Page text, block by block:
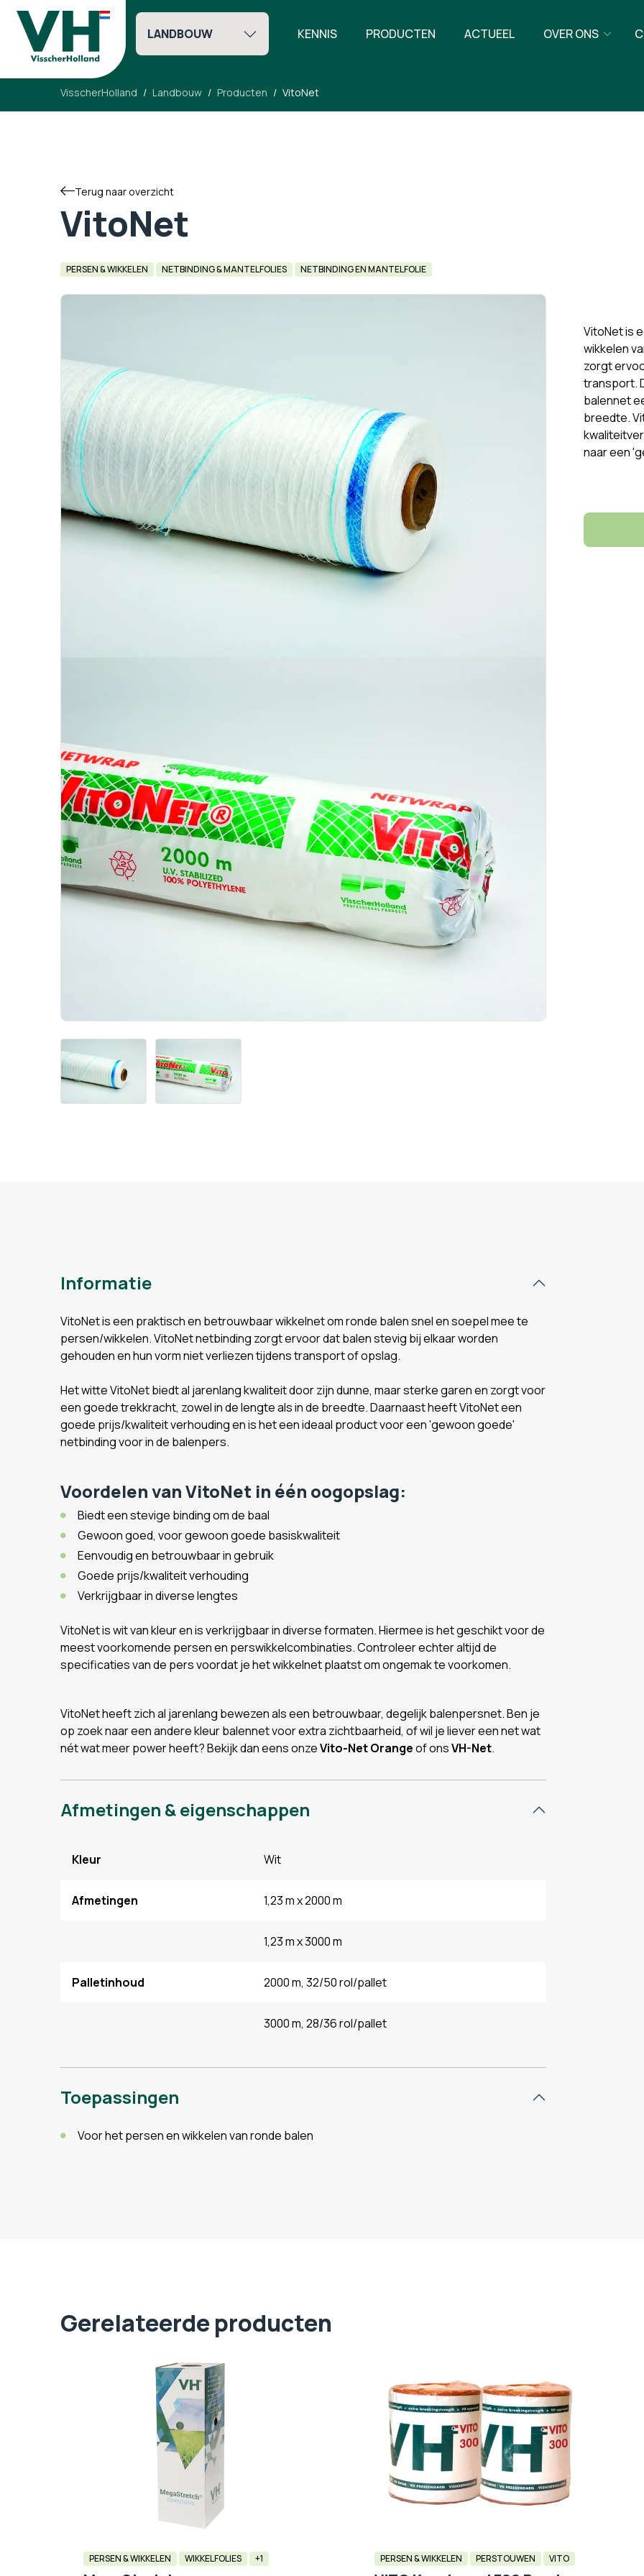
LANDBOUW KENNIS PRODUCTEN ACTUEEL OVER ONS
VisscherHolland Landbouw Producten VitoNet
Terug naar overzicht
VitoNet
PERSEN & WIKKELEN NETBINDING & MANTELFOLIES NETBINDING EN MANTELFOLIE
VitoNet is
wikkelen
zorgt
transport.
balennet
breedte.
naar een
Informatie
VitoNet is een praktisch en betrouwbaar wikkelnet om ronde balen snel en soepel mee te
persen/wikkelen. VitoNet netbinding zorgt ervoor dat balen stevig bij elkaar worden
gehouden en hun vorm niet verliezen tijdens transport of opslag.
Het witte VitoNet biedt al jarenlang kwaliteit door zijn dunne, maar sterke garen en zorgt voor
een goede trekkracht, zowel in de lengte als in de breedte. Daarnaast heeft VitoNet een
goede prijs/kwaliteit verhouding en is het een ideaal product voor een 'gewoon goede'
netbinding voor in de balenpers.
Voordelen van VitoNet in één oogopslag:
Biedt een stevige binding om de baal
Gewoon goed, voor gewoon goede basiskwaliteit
Eenvoudig en betrouwbaar in gebruik
Goede prijs/kwaliteit verhouding
Verkrijgbaar in diverse lengtes
VitoNet is wit van kleur en is verkrijgbaar in diverse formaten. Hiermee is het geschikt voor de
meest voorkomende persen en perswikkelcombinaties. Controleer echter altijd de
specificaties van de pers voordat je het wikkelnet plaatst om ongemak te voorkomen.
VitoNet heeft zich al jarenlang bewezen als een betrouwbaar, degelijk balenpersnet. Ben je
op zoek naar een andere kleur balennet voor extra zichtbaarheid, of wil je liever een net wat
nét wat meer power heeft? Bekijk dan eens onzeVito-Net Orangeof onsVH-Net.
Afmetingen & eigenschappen
Kleur Wit
Afmetingen 1,23 m x 2000 m
1,23 m x 3000 m
Palletinhoud 2000 m, 32/50 rol/pallet
3000 m, 28/36 rol/pallet
Toepassingen
Voor het persen en wikkelen van ronde balen
Gerelateerde producten
PERSEN & WIKKELEN WIKKELFOLIES +1 PERSEN & WIKKELEN PERSTOUWEN VITO